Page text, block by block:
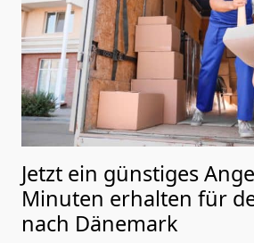
Jetzt ein günstiges
Minuten erhalten für
nach Dänemark